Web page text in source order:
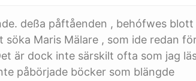
deßa påftåenden , behófwes blott
Maris Mälare , som ide redan
är dock inte särskilt ofta som jag
påbörjade böcker som blängde